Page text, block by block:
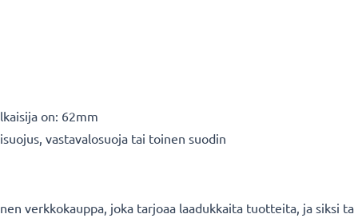
on: 62mm
vastavalosuoja tai toinen suodin
verkkokauppa, joka tarjoaa laadukkaita tuotteita, ja siksi